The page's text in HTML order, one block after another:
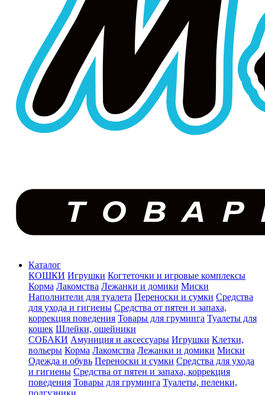
Каталог
КОШКИ Игрушки Когтеточки и игровые комплексы
Корма Лакомства Лежанки и домики Миски
Наполнители для туалета Переноски и сумки Средства
для ухода и гигиены Средства от пятен и запаха,
коррекция поведения Товары для груминга Туалеты для
кошек Шлейки, ошейники
СОБАКИ Амуниция и аксессуары Игрушки Клетки,
вольеры Корма Лакомства Лежанки и домики Миски
Одежда и обувь Переноски и сумки Средства для ухода
и гигиены Средства от пятен и запаха, коррекция
поведения Товары для груминга Туалеты, пеленки,
подгузники